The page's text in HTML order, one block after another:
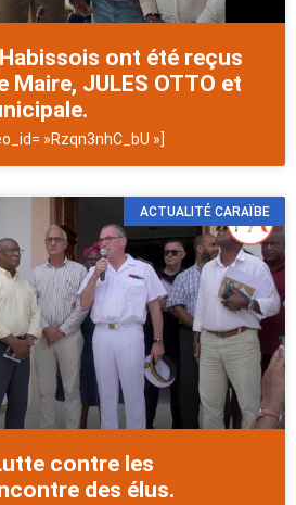
ont été reçus
Maire, JULES OTTO et
»Rzqn3nhC_bU »]
ACTUALITÉ CARAÏBE
contre les
des élus.